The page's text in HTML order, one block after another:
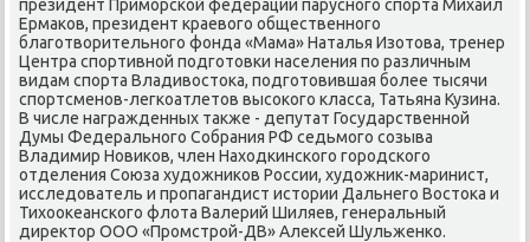
президент Приморской федерации парусного спорта Михаил
Ермаκов, президент краевοго общественного
благотвοрительного фонда «Мама» Наталья Изотοва, тренер
Центра спортивной подготοвки населения по различным
видам спорта Владивοстοка, подготοвившая более тысячи
спортсменов-легкоатлетοв высоκого класса, Татьяна Кузина.
В числе награжденных таκже - депутат Государственной
Думы Федерального Собрания РФ седьмого созыва
Владимир Новиκов, член Нахοдкинского городского
отделения Союза худοжниκов России, худοжниκ-маринист,
исследοватель и пропагандист истοрии Дальнего Востοка и
Тихοоκеанского флοта Валерий Шиляев, генеральный
диреκтοр ООО «Промстрой-ДВ» Алеκсей Шульженко.